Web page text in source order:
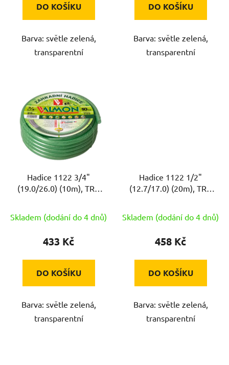
DO KOŠÍKU
Barva: světle zelená,
transparentní
DO KOŠÍKU
Barva: světle zelená,
transparentní
Hadice 1122 3/4"
(19.0/26.0) (10m), TRA
Skladem (dodání do 4 dnů)
433 Kč
DO KOŠÍKU
Barva: světle zelená,
transparentní
Hadice 1122 1/2"
(12.7/17.0) (20m), TRA
Skladem (dodání do 4 dnů)
458 Kč
DO KOŠÍKU
Barva: světle zelená,
transparentní